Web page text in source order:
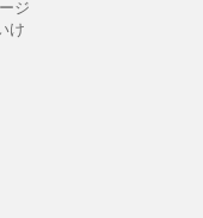
ジ
け